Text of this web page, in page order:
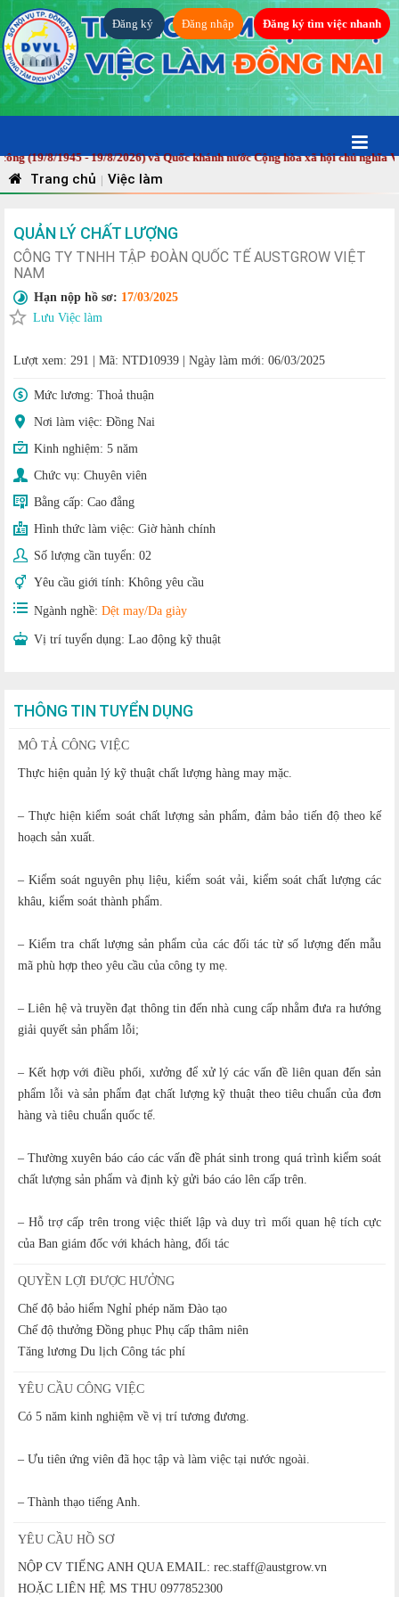
Đăng ký Đăng nhập Đăng ký tìm việc nhanh
8/1945 - 19/8/2026) và Quốc khánh nước Cộng hòa xã hội chủ nghĩa
Trang chủ | Việc làm
QUẢN LÝ CHẤT LƯỢNG
CÔNG TY TNHH TẬP ĐOÀN QUỐC TẾ AUSTGROW VIỆT
NAM
Hạn nộp hồ sơ: 17/03/2025
Lưu Việc làm
Lượt xem: 291 Mã: NTD10939 Ngày làm mới: 06/03/2025
Mức lương: Thoả thuận
Nơi làm việc: Đồng Nai
Kinh nghiệm: 5 năm
Chức vụ: Chuyên viên
Bằng cấp: Cao đẳng
Hình thức làm việc: Giờ hành chính
Số lượng cần tuyển: 02
Yêu cầu giới tính: Không yêu cầu
Ngành nghề: Dệt may/Da giày
Vị trí tuyển dụng: Lao động kỹ thuật
THÔNG TIN TUYỂN DỤNG
MÔ TẢ CÔNG VIỆC
Thực hiện quản lý kỹ thuật chất lượng hàng may mặc.
– Thực hiện kiểm soát chất lượng sản phẩm, đảm bảo tiến độ theo kế
hoạch sản xuất.
– Kiểm soát nguyên phụ liệu, kiểm soát vải, kiểm soát chất lượng các
khâu, kiểm soát thành phẩm.
– Kiểm tra chất lượng sản phẩm của các đối tác từ số lượng đến mẫu
mã phù hợp theo yêu cầu của công ty mẹ.
– Liên hệ và truyền đạt thông tin đến nhà cung cấp nhằm đưa ra hướng
giải quyết sản phẩm lỗi;
– Kết hợp với điều phối, xưởng để xử lý các vấn đề liên quan đến sản
phẩm lỗi và sản phẩm đạt chất lượng kỹ thuật theo tiêu chuẩn của đơn
hàng và tiêu chuẩn quốc tế.
– Thường xuyên báo cáo các vấn đề phát sinh trong quá trình kiểm soát
chất lượng sản phẩm và định kỳ gửi báo cáo lên cấp trên.
– Hỗ trợ cấp trên trong việc thiết lập và duy trì mối quan hệ tích cực
của Ban giám đốc với khách hàng, đối tác
QUYỀN LỢI ĐƯỢC HƯỞNG
Chế độ bảo hiểm Nghỉ phép năm Đào tạo
Chế độ thưởng Đồng phục Phụ cấp thâm niên
Tăng lương Du lịch Công tác phí
YÊU CẦU CÔNG VIỆC
Có 5 năm kinh nghiệm về vị trí tương đương.
– Ưu tiên ứng viên đã học tập và làm việc tại nước ngoài.
– Thành thạo tiếng Anh.
YÊU CẦU HỒ SƠ
NỘP CV TIẾNG ANH QUA EMAIL: rec.staff@austgrow.vn
HOẶC LIÊN HỆ MS THU 0977852300